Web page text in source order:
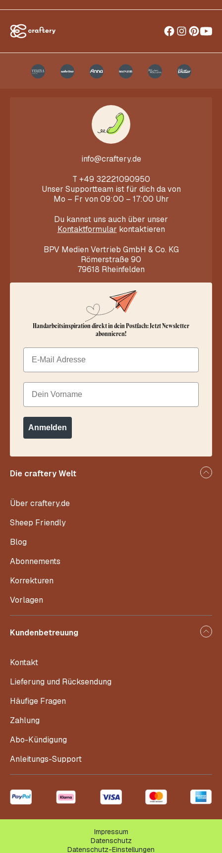
info@craftery.de
T +49 32221090950
Unser Supportteam ist für dich da von
Mo – Fr von 09:00 – 17:00 Uhr
Du kannst uns auch über unser
Kontaktformular kontaktieren
BPV Medien Vertrieb GmbH & Co. KG
Römerstraße 90
79618 Rheinfelden
Die craftery Welt
Über craftery.de
Sheep Friendly
Blog
Abonnements
Korrekturen
Vorlagen
Kundenbetreuung
Kontakt
Lieferung und Rücksendung
Häufige Fragen
Zahlung
Abo-Kündigung
Anleitungs-Support
Handarbeitsinspiration direkt in dein Postfach: Jetzt Newsletter
abonnieren!
Email
Dein Vorname
Anmelden
Impressum
Datenschutz
Datenschutz-Einstellungen